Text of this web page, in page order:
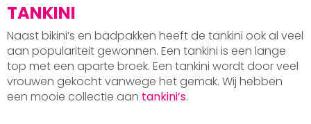
TANKINI
Naast bikini’s en badpakken heeft de tankini ook al veel
aan populariteit gewonnen. Een tankini is een lange
top met een aparte broek. Een tankini wordt door veel
vrouwen gekocht vanwege het gemak. Wij hebben
een mooie collectie aan tankini’s.